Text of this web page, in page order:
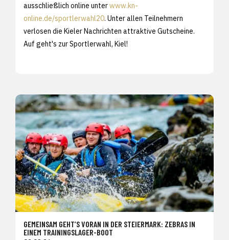
ausschließlich online unterwww.kn-
online.de/sportlerwahl20. Unter allen Teilnehmern
verlosen die Kieler Nachrichten attraktive Gutscheine.
Auf geht's zur Sportlerwahl, Kiel!
GEMEINSAM GEHT’S VORAN IN DER STEIERMARK: ZEBRAS IN
EINEM TRAININGSLAGER-BOOT